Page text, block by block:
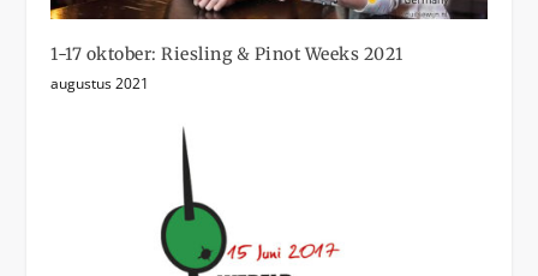
1-17 oktober: Riesling & Pinot Weeks 2021
augustus 2021